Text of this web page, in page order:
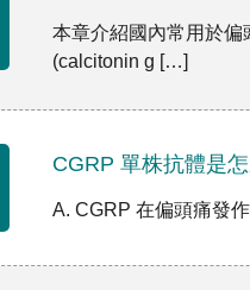
本章介紹國內常用於偏
(calcitonin g […]
CGRP 單株抗體是
A. CGRP 在偏頭痛發